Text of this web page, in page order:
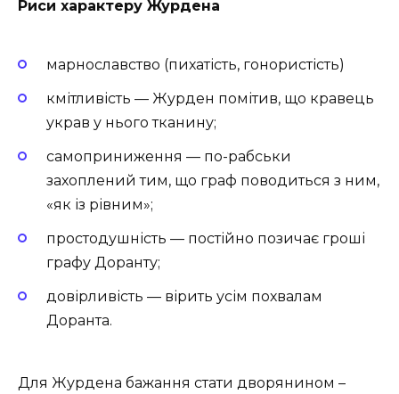
Риси характеру Журдена
марнославство (пихатість, гонористість)
кмітливість — Журден помітив, що кравець
украв у нього тканину;
самоприниження — по-рабськи
захоплений тим, що граф поводиться з ним,
«як із рівним»;
простодушність — постійно позичає гроші
графу Доранту;
довірливість — вірить усім похвалам
Доранта.
Для Журдена бажання стати дворянином –